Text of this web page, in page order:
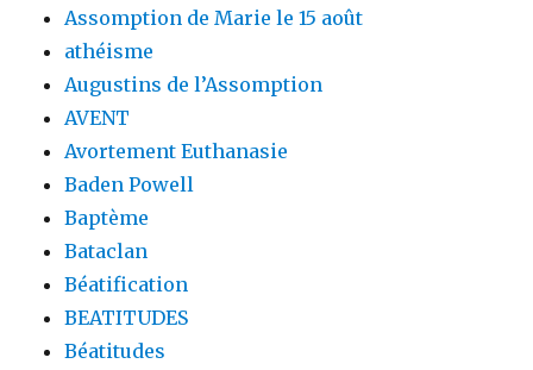
Assomption de Marie le 15 août
athéisme
Augustins de l’Assomption
AVENT
Avortement Euthanasie
Baden Powell
Baptème
Bataclan
Béatification
BEATITUDES
Béatitudes